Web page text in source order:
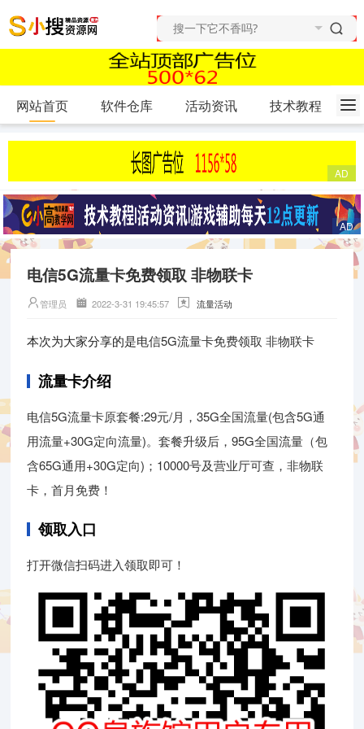
网站首页 软件仓库 活动资讯 技术教程
电信5G流量卡免费领取 非物联卡
管理员 2022-3-31 19:45:57 流量活动
本次为大家分享的是电信5G流量卡免费领取 非物联卡
流量卡介绍
电信5G流量卡原套餐:29元/月，35G全国流量(包含5G通
用流量+30G定向流量)。套餐升级后，95G全国流量（包
含65G通用+30G定向)；10000号及营业厅可查，非物联
卡，首月免费！
领取入口
打开微信扫码进入领取即可！